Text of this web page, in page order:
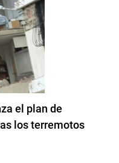
el plan de
los terremotos